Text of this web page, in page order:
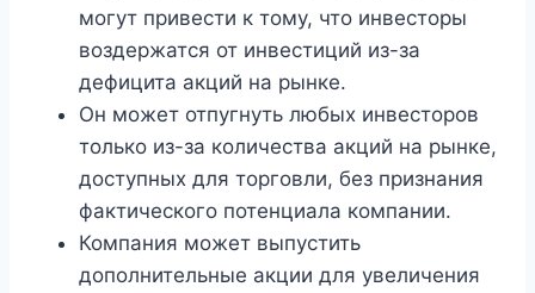
могут привести к тому, что инвесторы
воздержатся от инвестиций из-за
дефицита акций на рынке.
Он может отпугнуть любых инвесторов
только из-за количества акций на рынке,
доступных для торговли, без признания
фактического потенциала компании.
Компания может выпустить
дополнительные акции для увеличения